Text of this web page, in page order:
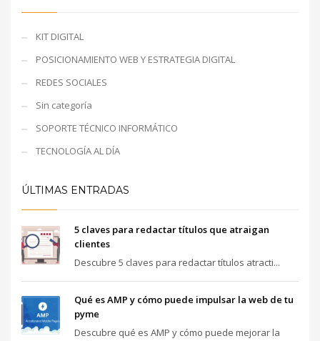
KIT DIGITAL
POSICIONAMIENTO WEB Y ESTRATEGIA DIGITAL
REDES SOCIALES
Sin categoría
SOPORTE TÉCNICO INFORMÁTICO
TECNOLOGÍA AL DÍA
ÚLTIMAS ENTRADAS
5 claves para redactar títulos que atraigan
clientes
Descubre 5 claves para redactar títulos atracti...
Qué es AMP y cómo puede impulsar la web de tu
pyme
Descubre qué es AMP y cómo puede mejorar la